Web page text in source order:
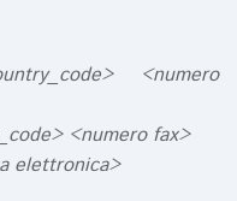
<numero
<numero fax>
elettronica>